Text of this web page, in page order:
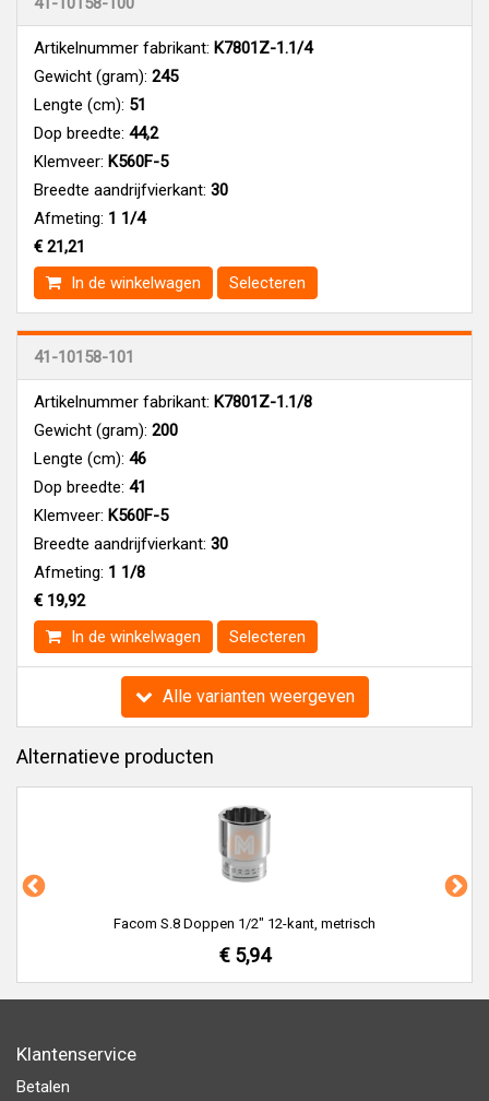
Artikelnummer fabrikant: K7801Z-1.1/4
Gewicht (gram): 245
Lengte (cm): 51
Dop breedte: 44,2
Klemveer: K560F-5
Breedte aandrijfvierkant: 30
Afmeting: 1 1/4
€ 21,21
In de winkelwagen
Selecteren
41-10158-101
Artikelnummer fabrikant: K7801Z-1.1/8
Gewicht (gram): 200
Lengte (cm): 46
Dop breedte: 41
Klemveer: K560F-5
Breedte aandrijfvierkant: 30
Afmeting: 1 1/8
€ 19,92
In de winkelwagen
Selecteren
Alle varianten weergeven
Alternatieve producten
Facom S.8 Doppen 1/2" 12-kant, metrisch
€ 5,94
Klantenservice
Betalen